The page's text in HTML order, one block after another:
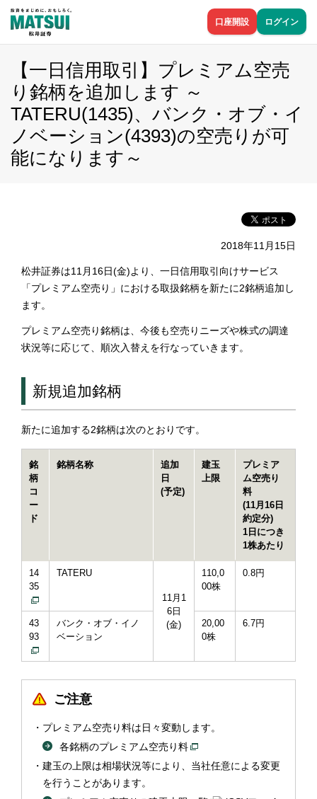
口座開設 ログイン
【一日信用取引】プレミアム空売
り銘柄を追加します ～
TATERU(1435)、バンク・オブ・イ
ノベーション(4393)の空売りが可
能になります～
2018年11月15日
松井証券は11月16日(金)より、一日信用取引向けサービス
「プレミアム空売り」における取扱銘柄を新たに2銘柄追加し
ます。
プレミアム空売り銘柄は、今後も空売りニーズや株式の調達
状況等に応じて、順次入替えを行なっていきます。
新規追加銘柄
新たに追加する2銘柄は次のとおりです。
銘
柄
コ
ー
ド
銘柄名称
追加
日
(予定)
建玉
上限
プレミア
ム空売り
料
(11月16日
約定分)
1日につき
1株あたり
14
35
TATERU
11月1
6日
(金)
110,0
00株
0.8円
43
93
バンク・オブ・イノ
ベーション
20,00
0株
6.7円
ご注意
プレミアム空売り料は日々変動します。
各銘柄のプレミアム空売り料
建玉の上限は相場状況等により、当社任意による変更
を行うことがあります。